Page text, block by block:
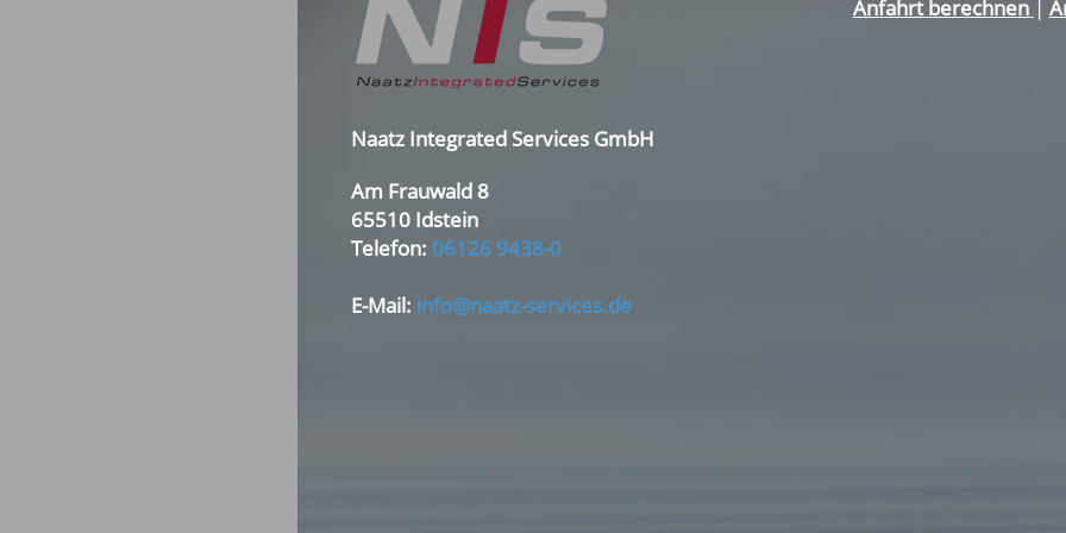
Naatz Integrated Services GmbH
Am Frauwald 8
65510 Idstein
Telefon: 06126 9438-0
E-Mail: info@naatz-services.de
Anfahrt berechnen